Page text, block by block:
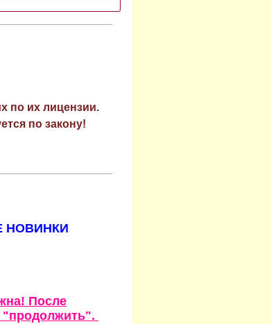
по их лицензии.
по закону!
НОВИНКИ
После
"продолжить".